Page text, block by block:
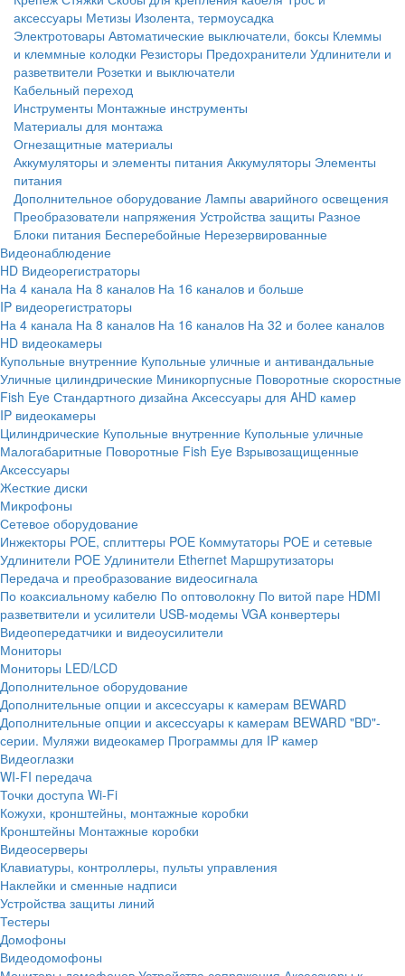
аксессуары Метизы Изолента, термоусадка
Электротовары Автоматические выключатели, боксы Клеммы
и клеммные колодки Резисторы Предохранители Удлинители и
разветвители Розетки и выключатели
Кабельный переход
Инструменты Монтажные инструменты
Материалы для монтажа
Огнезащитные материалы
Аккумуляторы и элементы питания Аккумуляторы Элементы
питания
Дополнительное оборудование Лампы аварийного освещения
Преобразователи напряжения Устройства защиты Разное
Блоки питания Бесперебойные Нерезервированные
Видеонаблюдение
HD Видеорегистраторы
На 4 канала На 8 каналов На 16 каналов и больше
IP видеорегистраторы
На 4 канала На 8 каналов На 16 каналов На 32 и более каналов
HD видеокамеры
Купольные внутренние Купольные уличные и антивандальные
Уличные цилиндрические Миникорпусные Поворотные скоростные
Fish Eye Стандартного дизайна Аксессуары для AHD камер
IP видеокамеры
Цилиндрические Купольные внутренние Купольные уличные
Малогабаритные Поворотные Fish Eye Взрывозащищенные
Аксессуары
Жесткие диски
Микрофоны
Сетевое оборудование
Инжекторы POE, сплиттеры POE Коммутаторы POE и сетевые
Удлинители POE Удлинители Ethernet Маршрутизаторы
Передача и преобразование видеосигнала
По коаксиальному кабелю По оптоволокну По витой паре HDMI
разветвители и усилители USB-модемы VGA конвертеры
Видеопередатчики и видеоусилители
Мониторы
Мониторы LED/LCD
Дополнительное оборудование
Дополнительные опции и аксессуары к камерам BEWARD
Дополнительные опции и аксессуары к камерам BEWARD "BD"-
серии. Муляжи видеокамер Программы для IP камер
Видеоглазки
WI-FI передача
Точки доступа Wi-Fi
Кожухи, кронштейны, монтажные коробки
Кронштейны Монтажные коробки
Видеосерверы
Клавиатуры, контроллеры, пульты управления
Наклейки и сменные надписи
Устройства защиты линий
Тестеры
Домофоны
Видеодомофоны